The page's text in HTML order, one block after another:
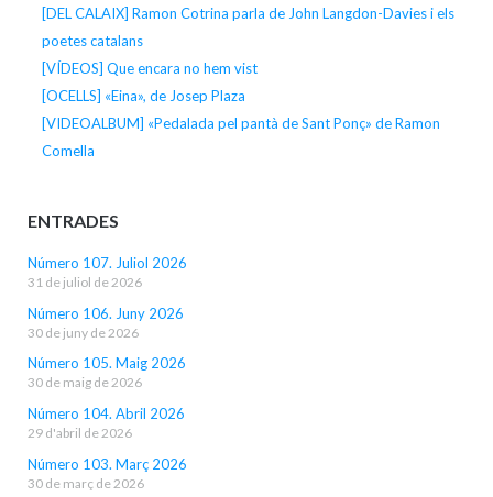
[DEL CALAIX] Ramon Cotrina parla de John Langdon-Davies i els
poetes catalans
[VÍDEOS] Que encara no hem vist
[OCELLS] «Eina», de Josep Plaza
[VIDEOALBUM] «Pedalada pel pantà de Sant Ponç» de Ramon
Comella
ENTRADES
Número 107. Juliol 2026
31 de juliol de 2026
Número 106. Juny 2026
30 de juny de 2026
Número 105. Maig 2026
30 de maig de 2026
Número 104. Abril 2026
29 d'abril de 2026
Número 103. Març 2026
30 de març de 2026